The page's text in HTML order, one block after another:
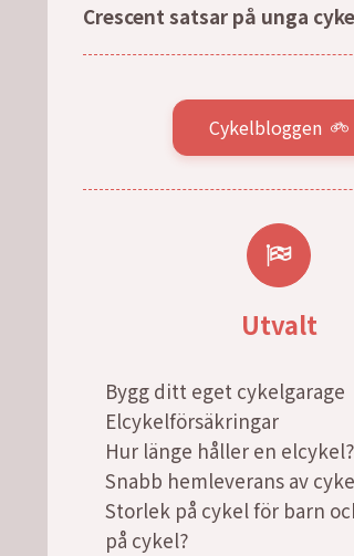
Crescent satsar på unga
Cykelbloggen
Utvalt
Bygg ditt eget cykelgarage
Elcykelförsäkringar
Hur länge håller en elcykel?
Snabb hemleverans av
Storlek på cykel för barn
på cykel?